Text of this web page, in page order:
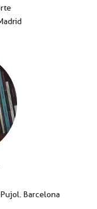
Barcelona